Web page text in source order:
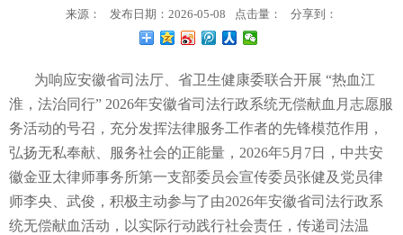
来源： 发布日期：2026-05-08 点击量： 分享到：
为响应安徽省司法厅、省卫生健康委联合开展 “热血江
淮，法治同行” 2026年安徽省司法行政系统无偿献血月志愿服
务活动的号召，充分发挥法律服务工作者的先锋模范作用，
弘扬无私奉献、服务社会的正能量，2026年5月7日，中共安
徽金亚太律师事务所第一支部委员会宣传委员张健及党员律
师李央、武俊，积极主动参与了由2026年安徽省司法行政系
统无偿献血活动，以实际行动践行社会责任，传递司法温